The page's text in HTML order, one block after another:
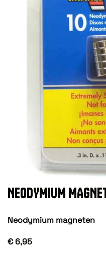
NEODYMIUM
Neodymium magneten
€ 6,95